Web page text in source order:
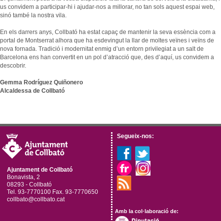
Reparcel·lació del Bosc del Misser
Modificació Puntual del Pla General d’Ordenació de la zona esportiva de Collbató
Urbanisme - Avantprojecte reforma i ampliació A2
Projecte d’ordenança d’edificació i ús del sòl de l’Ajuntament de Collbató
Avanç POUM 2012
Consultori Mèdic Local
Equipaments
Centres educatius
Menjar, dormir i comprar
Empreses i comerços
Llocs d'interès
El Porta a Porta a Collbató
-
Festes i tradicions
Rutes i camins
Mercats i Fires
Personatges il·lustres
Llocs d'interès
Horari de visites guiades
Preus
Condicions
Més informació
Localització
us convidem a participar-hi i ajudar-nos a millorar, no tan sols aquest espai web,
sinó també la nostra vila.
En els darrers anys, Collbató ha estat capaç de mantenir la seva essència com a
portal de Montserrat alhora que ha esdevingut la llar de moltes veïnes i veïns de
nova fornada. Tradició i modernitat enmig d’un entorn privilegiat a un salt de
Barcelona ens han convertit en un pol d’atracció que, des d’aquí, us convidem a
descobrir.
Gemma Rodríguez Quiñonero
Alcaldessa de Collbató
Ajuntament de Collbató
Bonavista, 2
08293 - Collbató
Tel. 93-7770100 Fax. 93-7770650
collbato@collbato.cat
Segueix-nos:
Amb la col·laboració de: